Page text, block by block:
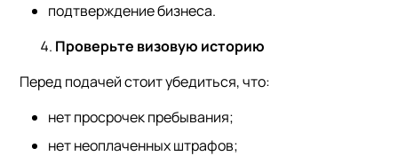
подтверждение бизнеса.
Проверьте визовую историю
Перед подачей стоит убедиться, что:
нет просрочек пребывания;
нет неоплаченных штрафов;